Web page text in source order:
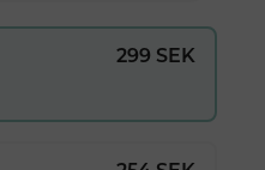
299 SEK